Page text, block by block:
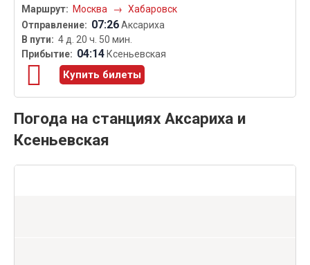
Москва
→ Хабаровск
07:26Аксариха
4 д. 20 ч. 50 мин.
04:14 Ксеньевская
Купить билеты
Погода на станциях Аксариха и
Ксеньевская